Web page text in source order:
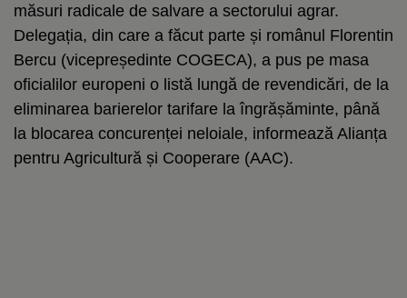
măsuri radicale de salvare a sectorului agrar.
Delegația, din care a făcut parte și românul Florentin
Bercu (vicepreședinte COGECA), a pus pe masa
oficialilor europeni o listă lungă de revendicări, de la
eliminarea barierelor tarifare la îngrășăminte, până
la blocarea concurenței neloiale, informează Alianța
pentru Agricultură și Cooperare (AAC).